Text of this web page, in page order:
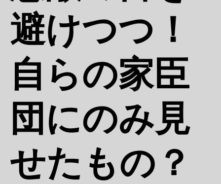
避けつつ！
自らの家臣
団にのみ見
せたもの？